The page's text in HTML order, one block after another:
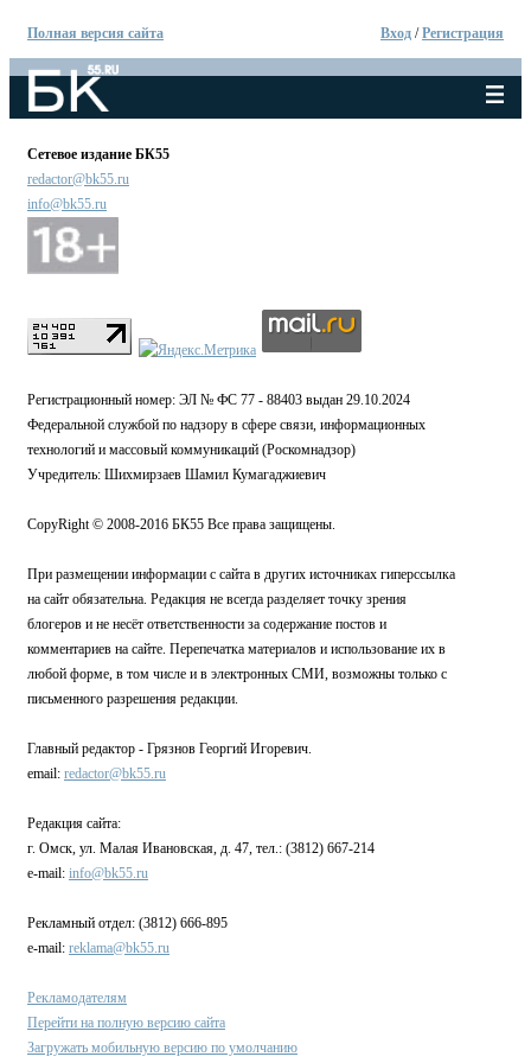
Полная версия сайта Вход /Регистрация
Сетевое издание БК55
redactor@bk55.ru
info@bk55.ru
Регистрационный номер: ЭЛ № ФС 77 - 88403 выдан 29.10.2024
Федеральной службой по надзору в сфере связи, информационных
технологий и массовый коммуникаций (Роскомнадзор)
Учредитель: Шихмирзаев Шамил Кумагаджиевич
CopyRight © 2008-2016 БК55 Все права защищены.
При размещении информации с сайта в других источниках гиперссылка
на сайт обязательна. Редакция не всегда разделяет точку зрения
блогеров и не несёт ответственности за содержание постов и
комментариев на сайте. Перепечатка материалов и использование их в
любой форме, в том числе и в электронных СМИ, возможны только с
письменного разрешения редакции.
Главный редактор - Грязнов Георгий Игоревич.
email: redactor@bk55.ru
Редакция сайта:
г. Омск, ул. Малая Ивановская, д. 47, тел.: (3812) 667-214
e-mail: info@bk55.ru
Рекламный отдел: (3812) 666-895
e-mail: reklama@bk55.ru
Рекламодателям
Перейти на полную версию сайта
Загружать мобильную версию по умолчанию